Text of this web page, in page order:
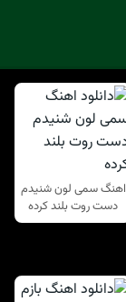
اهنگ سمی لون شنیدم
دست روت بلند کرده